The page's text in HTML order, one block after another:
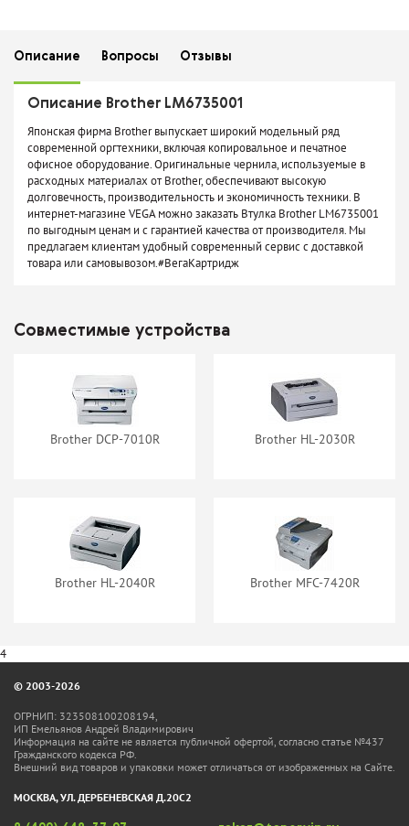
Описание Вопросы Отзывы
Описание Brother LM6735001
Японская фирма Brother выпускает широкий модельный ряд
современной оргтехники, включая копировальное и печатное
офисное оборудование. Оригинальные чернила, используемые в
расходных материалах от Brother, обеспечивают высокую
долговечность, производительность и экономичность техники. В
интернет-магазине VEGA можно заказать Втулка Brother LM6735001
по выгодным ценам и с гарантией качества от производителя. Мы
предлагаем клиентам удобный современный сервис с доставкой
товара или самовывозом.#ВегаКартридж
Совместимые устройства
Brother DCP-7010R Brother HL-2030R
Brother HL-2040R Brother MFC-7420R
4
© 2003-2026
ОГРНИП: 323508100208194,
ИП Емельянов Андрей Владимирович
Информация на сайте не является публичной офертой, согласно статье №437
Гражданского кодекса РФ.
Внешний вид товаров и упаковки может отличаться от изображенных на Сайте.
МОСКВА, УЛ. ДЕРБЕНЕВСКАЯ Д.20С2